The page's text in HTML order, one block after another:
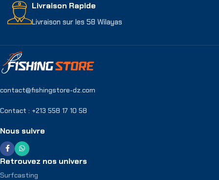
Livraison Rapide
Livraison sur les 58 Wilayas
contact@fishingstore-dz.com
Contact : +213 558 17 10 58
Nous suivre
Retrouvez nos univers
Surfcasting